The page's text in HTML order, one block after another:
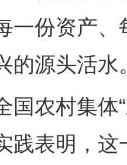
一份资产
的源头活水
农村集体“
践表明，